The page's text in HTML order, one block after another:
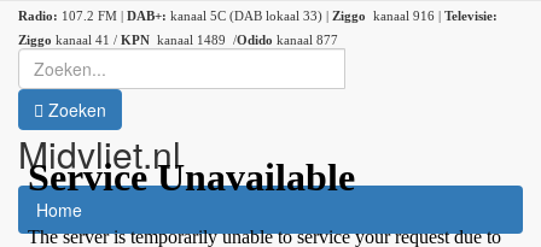
Radio: 107.2 FM | DAB+: kanaal 5C (DAB lokaal 33) | Ziggo kanaal 916 | Televisie:
Ziggo kanaal 41 / KPN kanaal 1489 /Odido kanaal 877
Midvliet.nl
×
Home
Zoeken